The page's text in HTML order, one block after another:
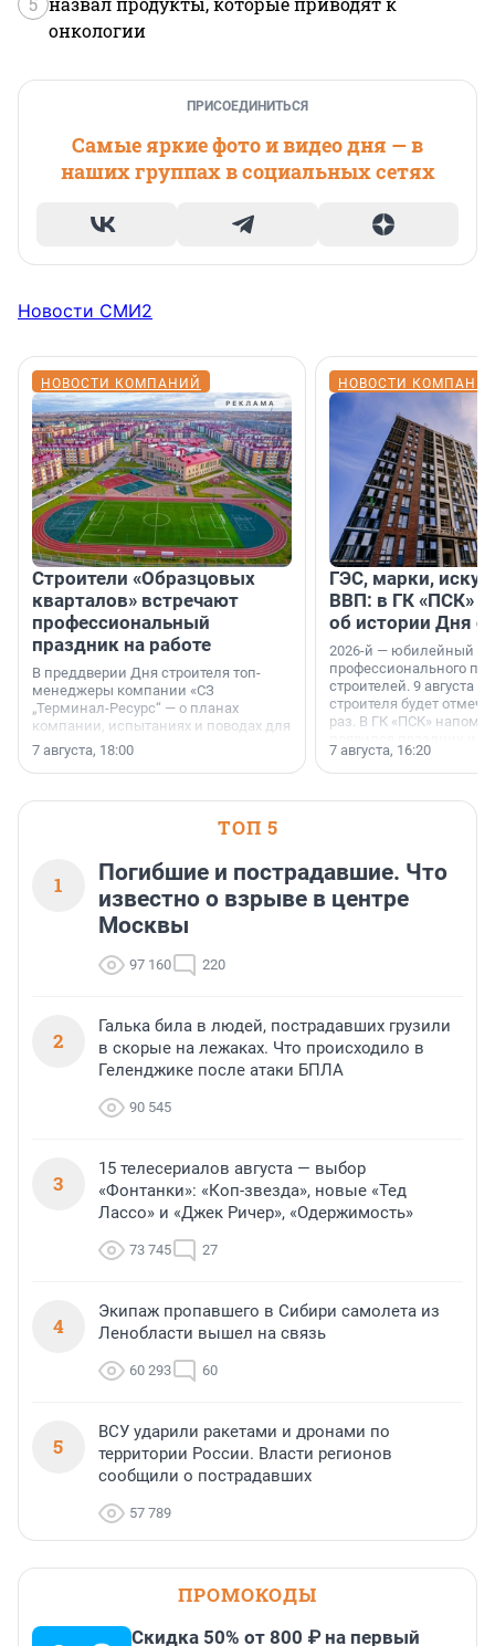
онкологии
ПРИСОЕДИНИТЬСЯ
Самые яркие фото и видео дня — в
наших группах в социальных сетях
Новости СМИ2
НОВОСТИ КОМПАНИЙ
Строители «Образцовых
кварталов» встречают
профессиональный
праздник на работе
В преддверии Дня строителя топ-
менеджеры компании «СЗ
„Терминал-Ресурс“ — о планах
компании, испытаниях и поводах для
осторожного оптимизма.
7 августа, 18:00
НОВОСТИ
ГЭС, марки,
ВВП: в ГК «ПСК»
об истории Дня
2026-й — юбилейный
профессионального
строителей. 9 августа
строителя будет
раз. В ГК «ПСК»
поменялась роль
7 августа, 16:20
ТОП 5
1
Погибшие и пострадавшие. Что
известно о взрыве в центре
Москвы
97 160 220
2
Галька била в людей, пострадавших грузили
в скорые на лежаках. Что происходило в
Геленджике после атаки БПЛА
90 545
3
15 телесериалов августа — выбор
«Фонтанки»: «Коп-звезда», новые «Тед
Лассо» и «Джек Ричер», «Одержимость»
73 745 27
4
Экипаж пропавшего в Сибири самолета из
Ленобласти вышел на связь
60 293 60
5
ВСУ ударили ракетами и дронами по
территории России. Власти регионов
сообщили о пострадавших
57 789
ПРОМОКОДЫ
Скидка 50% от 800 ₽ на первый